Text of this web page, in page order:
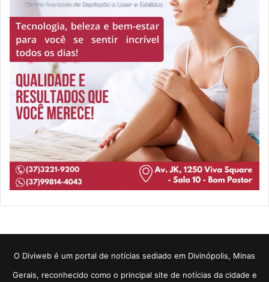
​O Diviweb é um portal de notícias sediado em Divinópolis, Minas
Gerais, reconhecido como o principal site de notícias da cidade e